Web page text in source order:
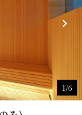
変更は一切い
、都の条例に1/6